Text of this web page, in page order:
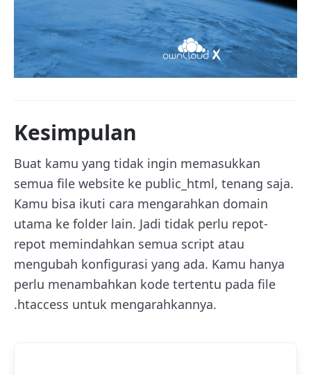
Kesimpulan
Buat kamu yang tidak ingin memasukkan
semua file website ke public_html, tenang saja.
Kamu bisa ikuti cara mengarahkan domain
utama ke folder lain. Jadi tidak perlu repot-
repot memindahkan semua script atau
mengubah konfigurasi yang ada. Kamu hanya
perlu menambahkan kode tertentu pada file
.htaccess untuk mengarahkannya.